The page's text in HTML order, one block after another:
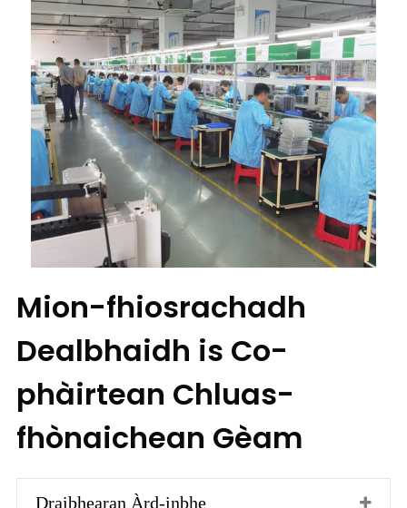
Mion-fhiosrachadh
Dealbhaidh is Co-
phàirtean Chluas-
fhònaichean Gèam
Draibhearan Àrd-inbhe